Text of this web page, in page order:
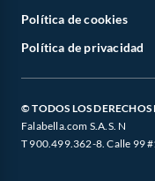
Política de cookies
Política de privacidad
© TODOS LOS DERECHOS
Falabella.com S.A.S. N
T 900.499.362-8. Calle 99